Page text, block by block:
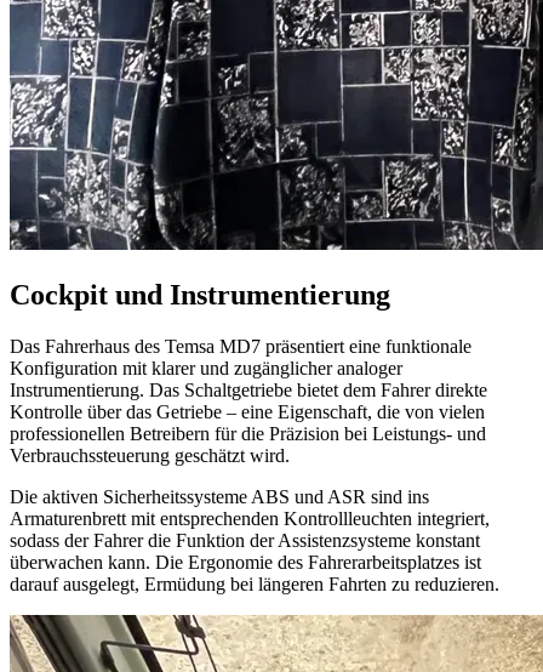
Cockpit und Instrumentierung
Das Fahrerhaus des Temsa MD7 präsentiert eine funktionale
Konfiguration mit klarer und zugänglicher analoger
Instrumentierung. Das Schaltgetriebe bietet dem Fahrer direkte
Kontrolle über das Getriebe – eine Eigenschaft, die von vielen
professionellen Betreibern für die Präzision bei Leistungs- und
Verbrauchssteuerung geschätzt wird.
Die aktiven Sicherheitssysteme ABS und ASR sind ins
Armaturenbrett mit entsprechenden Kontrollleuchten integriert,
sodass der Fahrer die Funktion der Assistenzsysteme konstant
überwachen kann. Die Ergonomie des Fahrerarbeitsplatzes ist
darauf ausgelegt, Ermüdung bei längeren Fahrten zu reduzieren.